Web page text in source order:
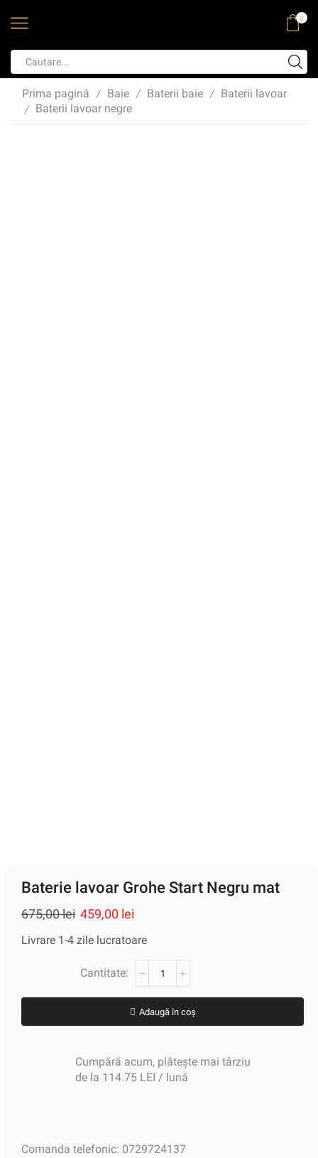
0
Prima pagină / Baie / Baterii baie / Baterii lavoar
/ Baterii lavoar negre
Baterie lavoar Grohe Start Negru mat
675,00lei 459,00 lei
Livrare 1-4 zile lucratoare
Adaugă în coș
Cumpără acum, plătește mai târziu
de la 114.75 LEI / lună
Comanda telefonic: 0729724137